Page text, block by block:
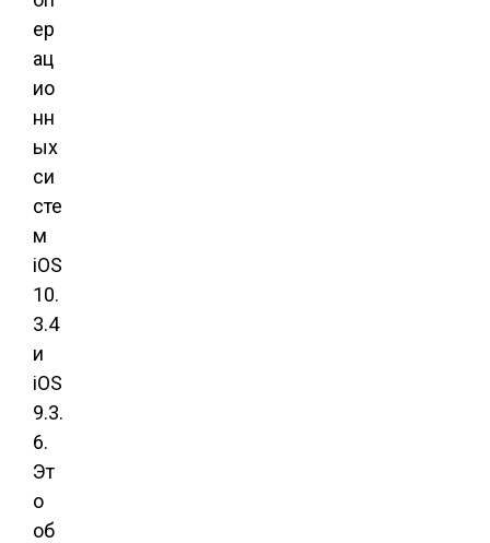
ер
ац
ио
нн
ых
си
сте
м
iOS
10.
3.4
и
iOS
9.3.
6.
Эт
о
об